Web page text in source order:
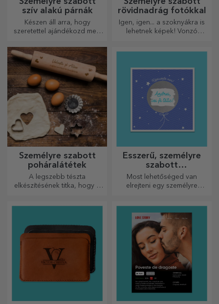
szív alakú párnák
Készen áll arra, hogy
szeretettel ajándékozd meg
rövidnadrág fotókkal
Igen, igen... a szoknyákra is
lehetnek képek! Vonzó
Személyre szabott
poháralátétek
A legszebb tészta
elkészítésének titka, hogy a
Ésszerű, személyre
szabott
üdvözlőkártyák és
kártyák
Most lehetőséged van
elrejteni egy személyre
őket bármilyen alkalomra.